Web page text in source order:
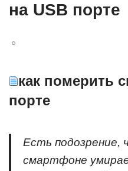
на USB порте
как померить
порте
Есть подозрение,
смартфоне